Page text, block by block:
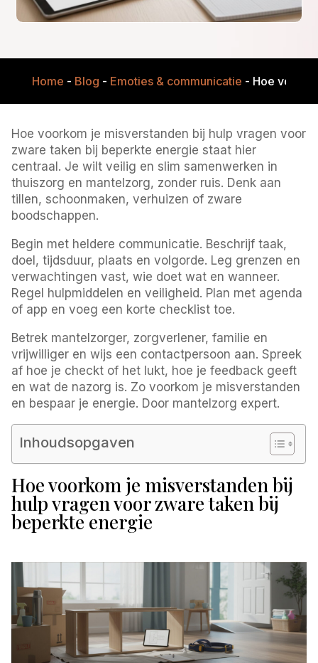
Home - Blog - Emoties & communicatie - Hoe
Hoe voorkom je misverstanden bij hulp vragen voor
zware taken bij beperkte energie staat hier
centraal. Je wilt veilig en slim samenwerken in
thuiszorg en mantelzorg, zonder ruis. Denk aan
tillen, schoonmaken, verhuizen of zware
boodschappen.
Begin met heldere communicatie. Beschrijf taak,
doel, tijdsduur, plaats en volgorde. Leg grenzen en
verwachtingen vast, wie doet wat en wanneer.
Regel hulpmiddelen en veiligheid. Plan met agenda
of app en voeg een korte checklist toe.
Betrek mantelzorger, zorgverlener, familie en
vrijwilliger en wijs een contactpersoon aan. Spreek
af hoe je checkt of het lukt, hoe je feedback geeft
en wat de nazorg is. Zo voorkom je misverstanden
en bespaar je energie. Door mantelzorg expert.
Inhoudsopgaven
Hoe voorkom je misverstanden bij
hulp vragen voor zware taken bij
beperkte energie